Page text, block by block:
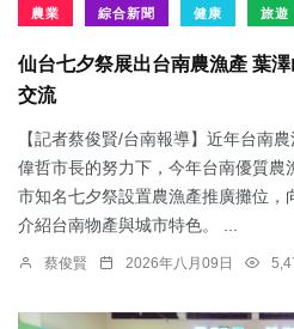
農業 綜合新聞 健康 旅遊
仙台七夕祭展出台南農漁產 葉
交流
【記者蔡俊賢/台南報導】近年台南
偉哲市長的努力下，今年台南優質農
市知名七夕祭設置農漁產推廣攤位，
介紹台南物產與城市特色。 ...
蔡俊賢 2026年八月09日